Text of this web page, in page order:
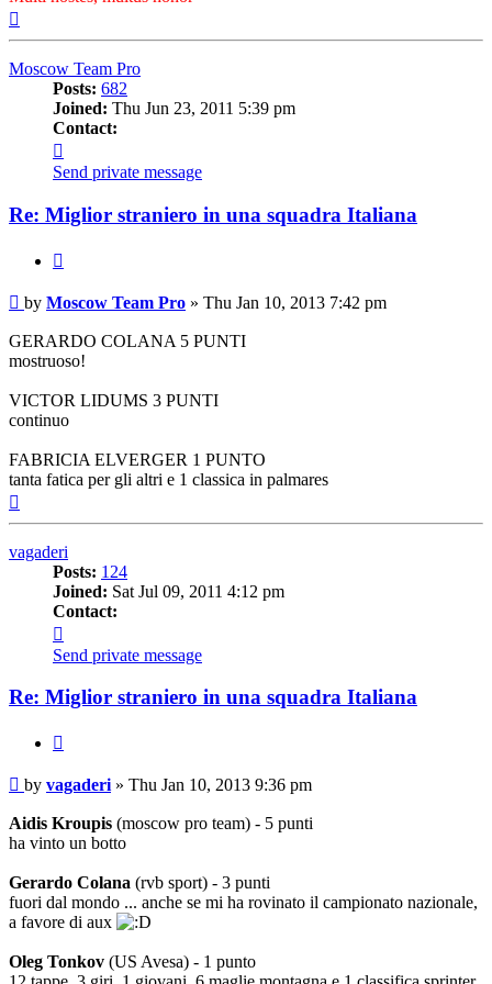
Moscow Team Pro
Posts: 682
Joined: Thu Jun 23, 2011 5:39 pm
Contact:
Moscow
Team
Pro
Send private message
Re: Miglior straniero in una squadra Italiana
Post
by Moscow Team Pro » Thu Jan 10, 2013 7:42 pm
GERARDO COLANA 5 PUNTI
mostruoso!
VICTOR LIDUMS 3 PUNTI
continuo
FABRICIA ELVERGER 1 PUNTO
tanta fatica per gli altri e 1 classica in palmares
vagaderi
Posts: 124
Joined: Sat Jul 09, 2011 4:12 pm
Contact:
vagaderi
Send private message
Re: Miglior straniero in una squadra Italiana
Post
by vagaderi » Thu Jan 10, 2013 9:36 pm
Aidis Kroupis (moscow pro team) - 5 punti
ha vinto un botto
Gerardo Colana (rvb sport) - 3 punti
fuori dal mondo ... anche se mi ha rovinato il campionato nazionale,
a favore di aux
Oleg Tonkov (US Avesa) - 1 punto